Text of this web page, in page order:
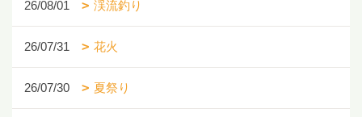
26/08/01 渓流釣り
26/07/31 花火
26/07/30 夏祭り